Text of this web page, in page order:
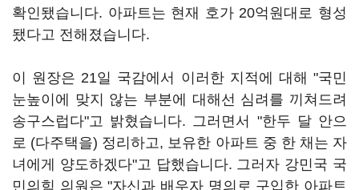
확인됐습니다. 아파트는 현재 호가 20억원대로 형성
됐다고 전해졌습니다.
이 원장은 21일 국감에서 이러한 지적에 대해 "국민
눈높이에 맞지 않는 부분에 대해선 심려를 끼쳐드려
송구스럽다"고 밝혔습니다. 그러면서 "한두 달 안으
로 (다주택을) 정리하고, 보유한 아파트 중 한 채는 자
녀에게 양도하겠다"고 답했습니다. 그러자 강민국 국
민의힘 의원은 "자신과 배우자 명의로 구입한 아파트